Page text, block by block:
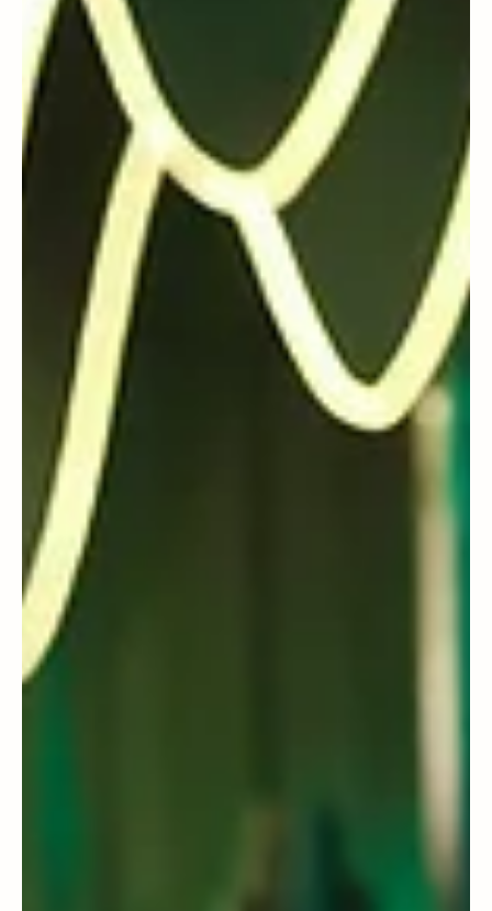
Propósito en Galápagos